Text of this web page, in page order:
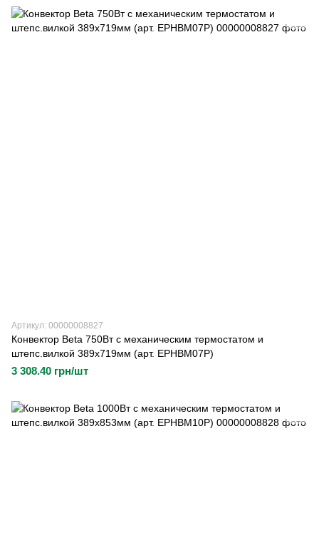
Артикул: 00000008827
Конвектор Beta 750Вт с механическим термостатом и
штепс.вилкой 389х719мм (арт. EPHBM07P)
3 308.40 грн/шт